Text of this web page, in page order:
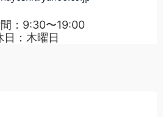
：9:30〜19:00
日：木曜日